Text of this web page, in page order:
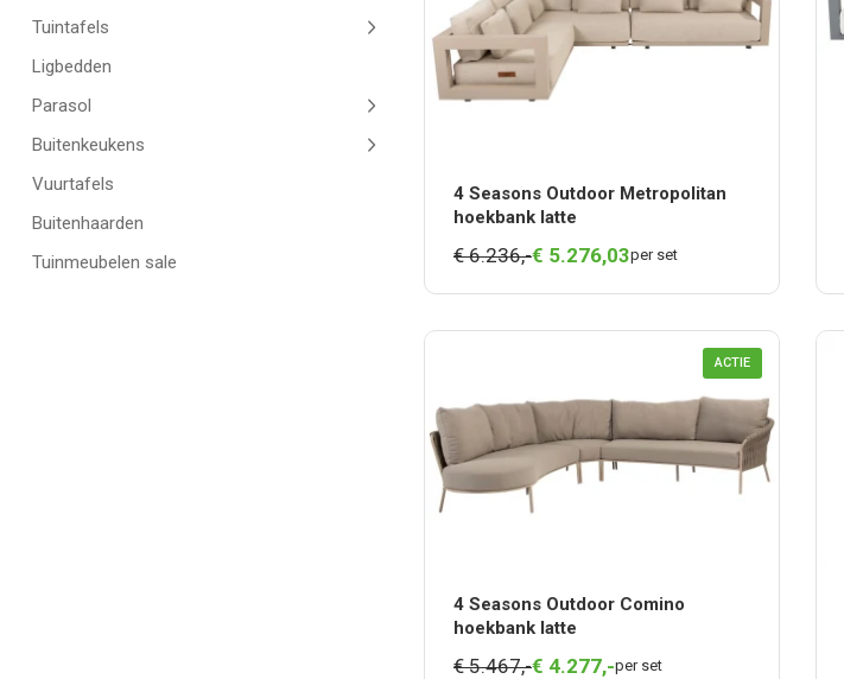
Tuintafels
Ligbedden
Parasol
Buitenkeukens
Vuurtafels
Buitenhaarden
Tuinmeubelen sale
4 Seasons Outdoor Metropolitan
hoekbank latte
€6.236,-€ 5.276,03per set
ACTIE
4 Seasons Outdoor Comino
hoekbank latte
€ 5.467,-€ 4.277,-per set